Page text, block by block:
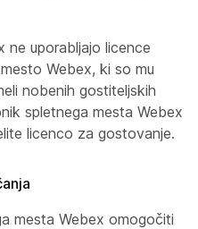
ne uporabljajo licence
Webex, ki so mu
nobenih gostiteljskih
spletnega mesta Webex
licenco za gostovanje.
mesta Webex omogočiti